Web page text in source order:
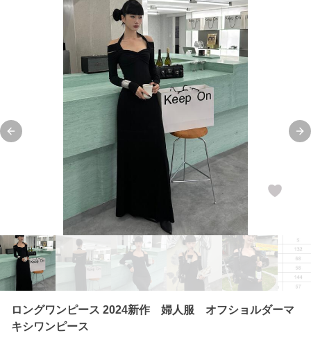
Previous slide
ロングワンピース 2024新作 婦人服 オフショルダーマ
キシワンピース